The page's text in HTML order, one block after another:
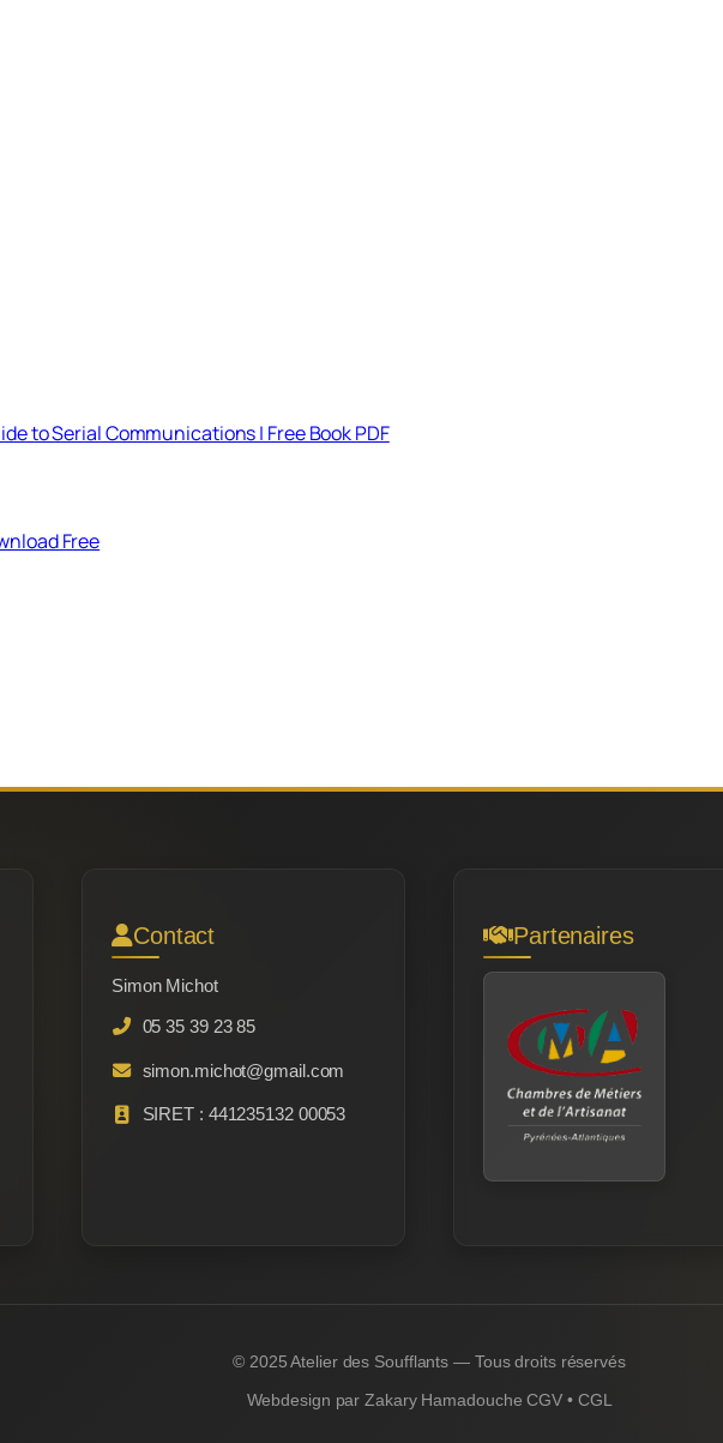
to Serial Communications | Free Book PDF
Free
Contact
Simon Michot
05 35 39 23 85
simon.michot@gmail.com
SIRET : 441235132 00053
Partenaires
© 2025 Atelier des Soufflants — Tous droits réservés
Webdesign parZakary Hamadouche CGV • CGL